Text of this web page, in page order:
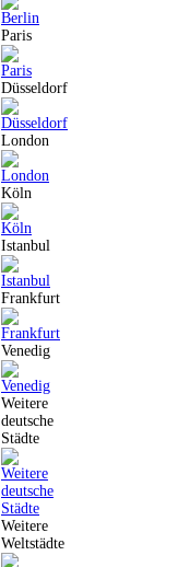
Paris
Düsseldorf
London
Köln
Istanbul
Frankfurt
Venedig
Weitere
deutsche
Städte
Weitere
Weltstädte